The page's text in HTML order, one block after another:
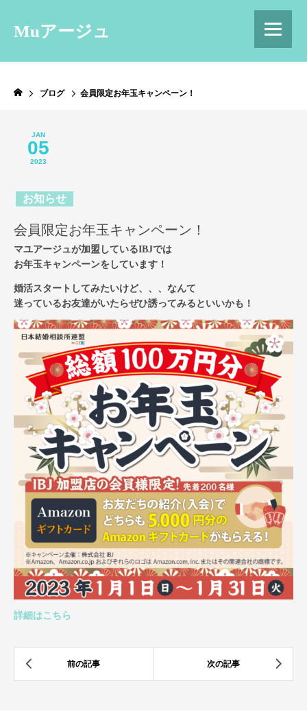
Muアージュ
ブログ 会員限定お年玉キャンペーン！
JAN
05
2023
お知らせ
会員限定お年玉キャンペーン！
マユアージュが加盟しているIBJでは
お年玉キャンペーンをしています！
婚活スタートしてみたいけど、、、なんて
迷っているお友達がいたらぜひ誘ってみるといいかも！
詳細はこちら